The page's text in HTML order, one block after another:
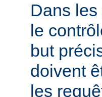
Dans
le
but
doivent
les